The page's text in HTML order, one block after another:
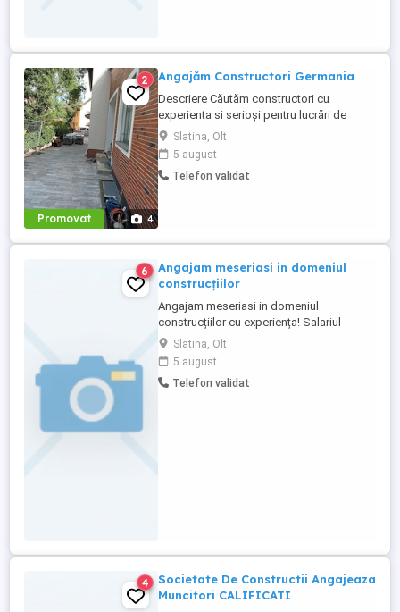
Promovat 4
2 Angajăm Constructori Germania
Descriere Căutăm constructori cu
experienta si serioși pentru lucrări de
constructie în Germania, atat calificati cat
si ajutor ucenic ! Lucrări: Termoizolatii
Fatade Polistiren, Renovari interioare,
Placari Klinker, Zidarii Oferim: -- salariu
Slatina, Olt
5 august
Telefon validat
6
Angajam meseriasi in domeniul
construcțiilor
Angajam meseriasi in domeniul
construcțiilor cu experiența! Salariul
cuprins între 5000-7000 in funcție de
Abilitățile și cunoștințele fiecăruia plus
bonusuri de performanța! Pt deplasări se
asigura transport cazare și diurna!!
Slatina, Olt
5 august
Telefon validat
4
Societate De Constructii Angajeaza
Muncitori CALIFICATI